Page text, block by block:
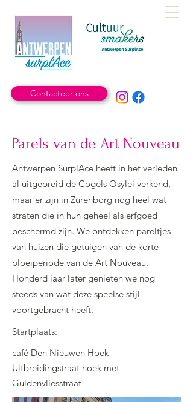
Contacteer ons
Parels van de Art Nouveau
Antwerpen SurplAce heeft in het verleden
al uitgebreid de Cogels Osylei verkend,
maar er zijn in Zurenborg nog heel wat
straten die in hun geheel als erfgoed
beschermd zijn. We ontdekken pareltjes
van huizen die getuigen van de korte
bloeiperiode van de Art Nouveau.
Honderd jaar later genieten we nog
steeds van wat deze speelse stijl
voortgebracht heeft.
Startplaats:
café Den Nieuwen Hoek –
Uitbreidingstraat hoek met
Guldenvliesstraat